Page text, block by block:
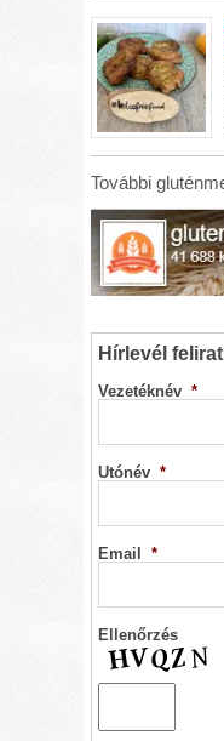
További
Hírlevél
Vezetéknév *
Utónév *
Email *
Ellenőrzés